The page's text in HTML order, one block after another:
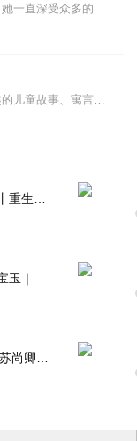
关爱他人始终是她最优秀的品格，她一直深受众多的朋友和顾杨两家人的爱戴。
小朋友们集合啦！这里有超多有趣的儿童故事、寓言小故事、经典童话，让孩子在听故事中学会勇敢、善良和智慧。每天更新，陪你度过快乐时光，记得订阅不迷路哦～